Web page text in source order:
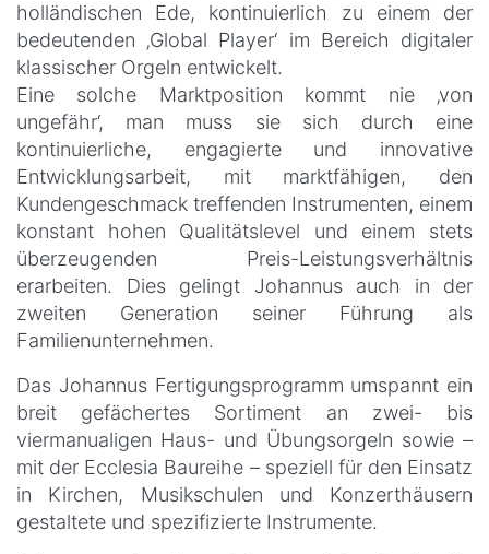
holländischen Ede, kontinuierlich zu einem der
bedeutenden ‚Global Player‘ im Bereich digitaler
klassischer Orgeln entwickelt.
Eine solche Marktposition kommt nie ‚von
ungefähr‘, man muss sie sich durch eine
kontinuierliche, engagierte und innovative
Entwicklungsarbeit, mit marktfähigen, den
Kundengeschmack treffenden Instrumenten, einem
konstant hohen Qualitätslevel und einem stets
überzeugenden Preis-Leistungsverhältnis
erarbeiten. Dies gelingt Johannus auch in der
zweiten Generation seiner Führung als
Familienunternehmen.
Das Johannus Fertigungsprogramm umspannt ein
breit gefächertes Sortiment an zwei- bis
viermanualigen Haus- und Übungsorgeln sowie –
mit der Ecclesia Baureihe – speziell für den Einsatz
in Kirchen, Musikschulen und Konzerthäusern
gestaltete und spezifizierte Instrumente.